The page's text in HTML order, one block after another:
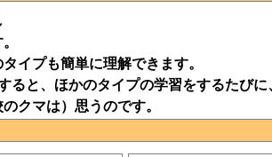
イプも簡単に理解できます。
ると、ほかのタイプの学習をするたびに
クマは）思うのです。